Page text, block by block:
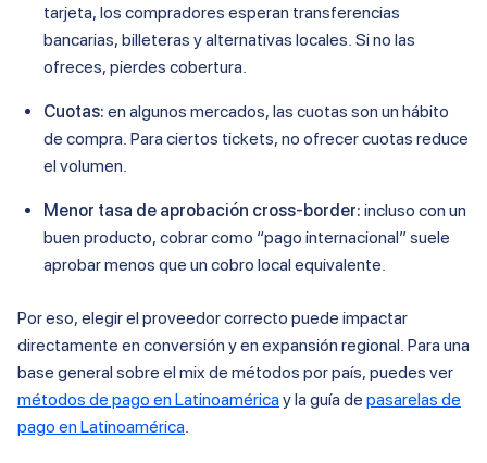
tarjeta, los compradores esperan transferencias
bancarias, billeteras y alternativas locales. Si no las
ofreces, pierdes cobertura.
Cuotas: en algunos mercados, las cuotas son un hábito
de compra. Para ciertos tickets, no ofrecer cuotas reduce
el volumen.
Menor tasa de aprobación cross-border: incluso con un
buen producto, cobrar como “pago internacional” suele
aprobar menos que un cobro local equivalente.
Por eso, elegir el proveedor correcto puede impactar
directamente en conversión y en expansión regional. Para una
base general sobre el mix de métodos por país, puedes ver
métodos de pago en Latinoamérica y la guía de pasarelas de
pago en Latinoamérica.